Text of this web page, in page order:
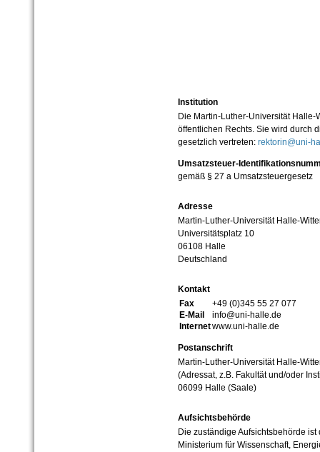
Institution
Die Martin-Luther-Universität
öffentlichen Rechts. Sie wird durch
gesetzlich vertreten: rektorin@uni-
Umsatzsteuer-
gemäß § 27 a Umsatzsteuergesetz
Adresse
Martin-Luther-Universität Halle-
Universitätsplatz 10
06108 Halle
Deutschland
Kontakt
Fax
+49 (0)345 55 27 077
E-Mail
info@uni-halle.de
Internetwww.uni-halle.de
Postanschrift
Martin-Luther-Universität Halle-
(Adressat, z.B. Fakultät und/oder
06099 Halle (Saale)
Aufsichtsbehörde
Die zuständige Aufsichtsbehörde ist
Ministerium für Wissenschaft,